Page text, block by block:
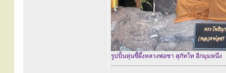
รูปปั้นหุ่นขี้ผึ้งหลวงพ่อชา สุภัทโท อีกมุมหนึ่ง
............................................................................